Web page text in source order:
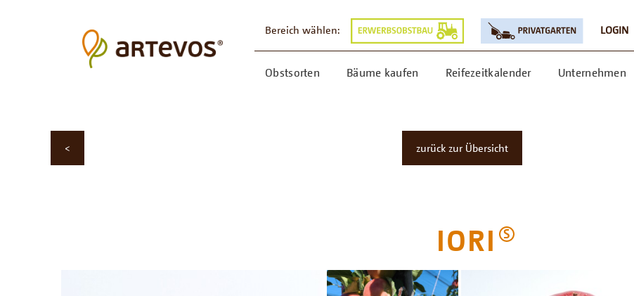
Bereich wählen: LOGIN
Obstsorten Bäume kaufen Reifezeitkalender Unternehmen
< zurück zur Übersicht
IORIS